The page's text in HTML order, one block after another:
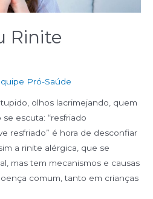
Rinite
Pró-Saúde
olhos lacrimejando, quem
escuta: “resfriado
resfriado” é hora de desconfiar
a rinite alérgica, que se
mas tem mecanismos e causas
comum, tanto em crianças